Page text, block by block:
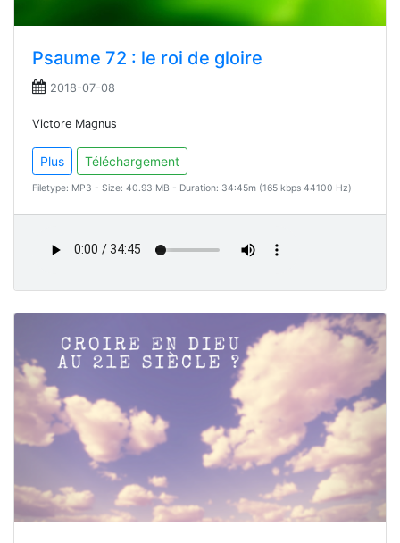
Psaume 72 : le roi de gloire
2018-07-08
Victore Magnus
Plus Téléchargement
Filetype: MP3 - Size: 40.93 MB - Duration: 34:45m (165 kbps 44100 Hz)